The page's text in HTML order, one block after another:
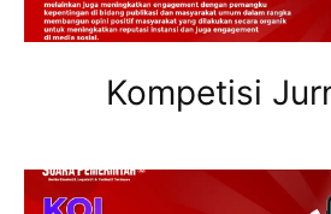
Kompetisi